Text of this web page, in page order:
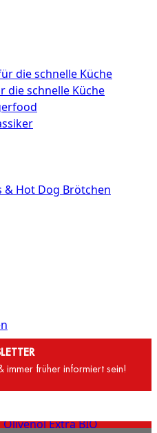
die schnelle Küche
die schnelle Küche
& Hot Dog Brötchen
Extra BIO
immer früher informiert sein!